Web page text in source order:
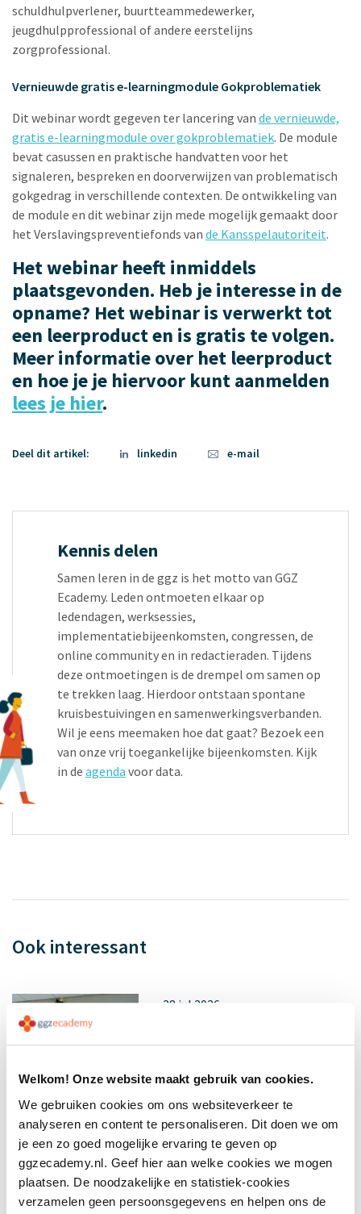
Welkom! Onze website maakt gebruik van cookies.
We gebruiken cookies om ons websiteverkeer te
analyseren en content te personaliseren. Dit doen we om
je een zo goed mogelijke ervaring te geven op
ggzecademy.nl. Geef hier aan welke cookies we mogen
plaatsen. De noodzakelijke en statistiek-cookies
verzamelen geen persoonsgegevens en helpen ons de
schuldhulpverlener, buurtteammedewerker,
jeugdhulpprofessional of andere eerstelijns
zorgprofessional.
Vernieuwde gratis e-learningmodule Gokproblematiek
Dit webinar wordt gegeven ter lancering van de vernieuwde,
gratis e-learningmodule over gokproblematiek. De module
bevat casussen en praktische handvatten voor het
signaleren, bespreken en doorverwijzen van problematisch
gokgedrag in verschillende contexten. De ontwikkeling van
de module en dit webinar zijn mede mogelijk gemaakt door
het Verslavingspreventiefonds van de Kansspelautoriteit.
Het webinar heeft inmiddels
plaatsgevonden. Heb je interesse in de
opname? Het webinar is verwerkt tot
een leerproduct en is gratis te volgen.
Meer informatie over het leerproduct
en hoe je je hiervoor kunt aanmelden
lees je hier.
Deel dit artikel: linkedin e-mail
Kennis delen
Samen leren in de ggz is het motto van GGZ
Ecademy. Leden ontmoeten elkaar op
ledendagen, werksessies,
implementatiebijeenkomsten, congressen, de
online community en in redactieraden. Tijdens
deze ontmoetingen is de drempel om samen op
te trekken laag. Hierdoor ontstaan spontane
kruisbestuivingen en samenwerkingsverbanden.
Wil je eens meemaken hoe dat gaat? Bezoek een
van onze vrij toegankelijke bijeenkomsten. Kijk
in de agenda voor data.
Ook interessant
28 jul 2026
organiseren zonder
14 jul 2026